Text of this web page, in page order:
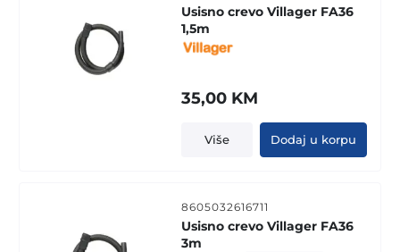
Usisno crevo Villager FA36
1,5m
35,00 KM
Više Dodaj u korpu
8605032616711
Usisno crevo Villager FA36
3m